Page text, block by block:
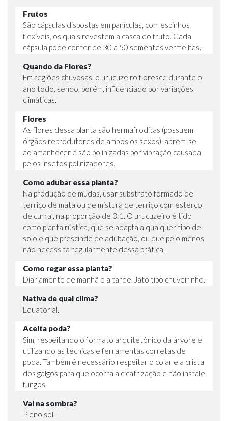
Frutos
São cápsulas dispostas em panículas, com espinhos
flexíveis, os quais revestem a casca do fruto. Cada
cápsula pode conter de 30 a 50 sementes vermelhas.
Quando da Flores?
Em regiões chuvosas, o urucuzeiro floresce durante o
ano todo, sendo, porém, influenciado por variações
climáticas.
Flores
As flores dessa planta são hermafroditas (possuem
órgãos reprodutores de ambos os sexos), abrem-se
ao amanhecer e são polinizadas por vibração causada
pelos insetos polinizadores.
Como adubar essa planta?
Na produção de mudas, usar substrato formado de
terriço de mata ou de mistura de terriço com esterco
de curral, na proporção de 3:1. O urucuzeiro é tido
como planta rústica, que se adapta a qualquer tipo de
solo e que prescinde de adubação, ou que pelo menos
não necessita regularmente dessa prática.
Como regar essa planta?
Diariamente de manhã e a tarde. Jato tipo chuveirinho.
Nativa de qual clima?
Equatorial.
Aceita poda?
Sim, respeitando o formato arquitetônico da árvore e
utilizando as técnicas e ferramentas corretas de
poda. Também é necessário respeitar o colar e a crista
dos galgos para que ocorra a cicatrização e não instale
fungos.
Vai na sombra?
Pleno sol.